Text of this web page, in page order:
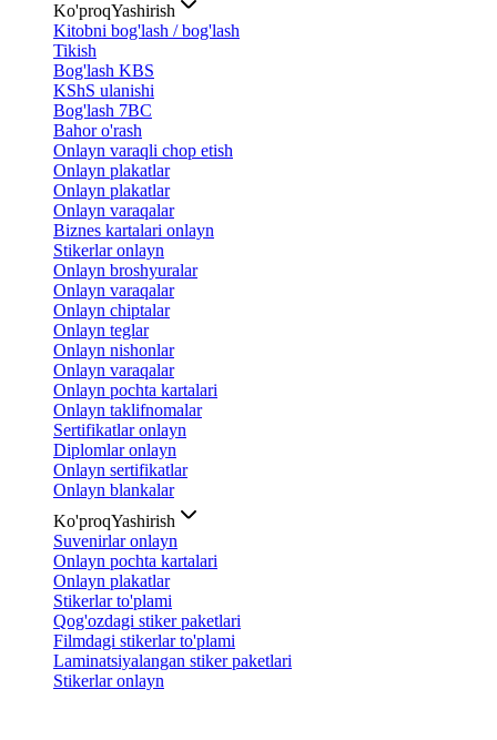
Ko'proqYashirish
Kitobni bog'lash / bog'lash
Tikish
Bog'lash KBS
KShS ulanishi
Bog'lash 7BC
Bahor o'rash
Onlayn varaqli chop etish
Onlayn plakatlar
Onlayn plakatlar
Onlayn varaqalar
Biznes kartalari onlayn
Stikerlar onlayn
Onlayn broshyuralar
Onlayn varaqalar
Onlayn chiptalar
Onlayn teglar
Onlayn nishonlar
Onlayn varaqalar
Onlayn pochta kartalari
Onlayn taklifnomalar
Sertifikatlar onlayn
Diplomlar onlayn
Onlayn sertifikatlar
Onlayn blankalar
Ko'proqYashirish
Suvenirlar onlayn
Onlayn pochta kartalari
Onlayn plakatlar
Stikerlar to'plami
Qog'ozdagi stiker paketlari
Filmdagi stikerlar to'plami
Laminatsiyalangan stiker paketlari
Stikerlar onlayn